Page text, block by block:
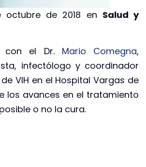
de 2018 en Salud y
con el Dr. Mario Comegna,
infectólogo y coordinador
VIH en el Hospital Vargas de
los avances en el tratamiento
o no la cura.